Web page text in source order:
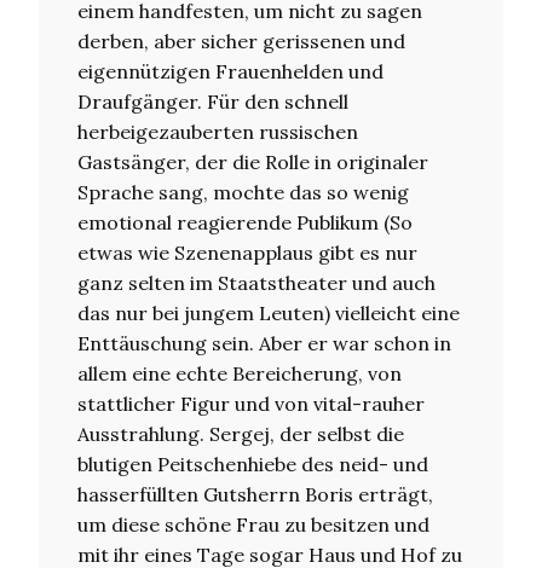
einem handfesten, um nicht zu sagen
derben, aber sicher gerissenen und
eigennützigen Frauenhelden und
Draufgänger. Für den schnell
herbeigezauberten russischen
Gastsänger, der die Rolle in originaler
Sprache sang, mochte das so wenig
emotional reagierende Publikum (So
etwas wie Szenenapplaus gibt es nur
ganz selten im Staatstheater und auch
das nur bei jungem Leuten) vielleicht eine
Enttäuschung sein. Aber er war schon in
allem eine echte Bereicherung, von
stattlicher Figur und von vital-rauher
Ausstrahlung. Sergej, der selbst die
blutigen Peitschenhiebe des neid- und
hasserfüllten Gutsherrn Boris erträgt,
um diese schöne Frau zu besitzen und
mit ihr eines Tage sogar Haus und Hof zu